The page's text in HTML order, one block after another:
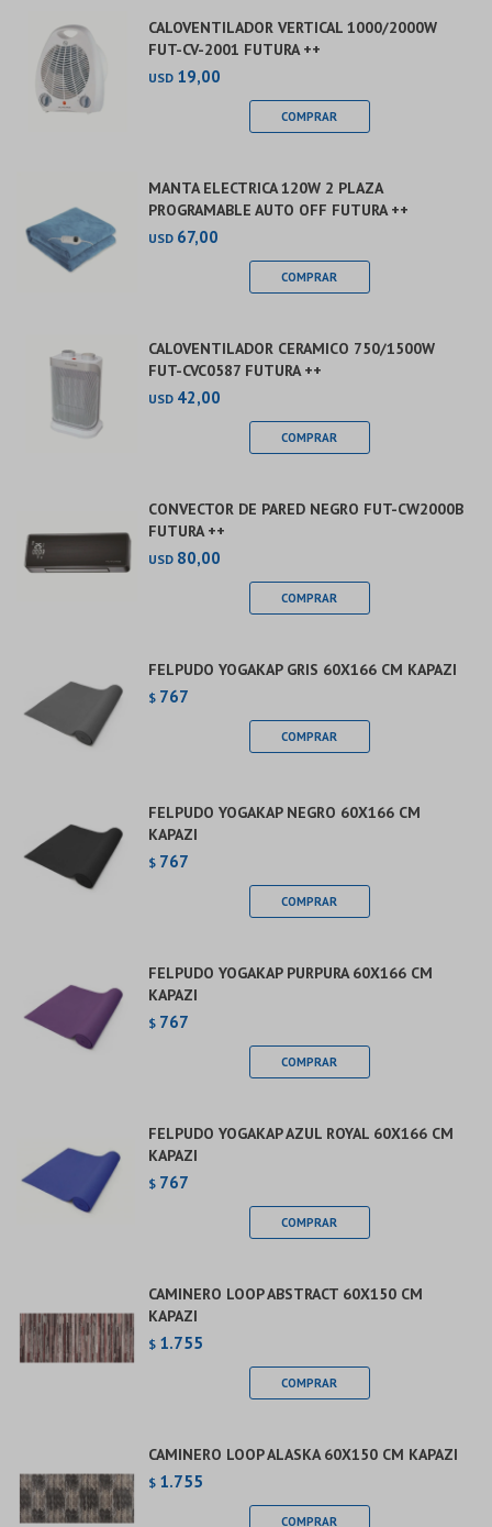
CALOVENTILADOR VERTICAL 1000/2000W
FUT-CV-2001 FUTURA ++
USD 19,00
MANTA ELECTRICA 120W 2 PLAZA
PROGRAMABLE AUTO OFF FUTURA ++
USD 67,00
CALOVENTILADOR CERAMICO 750/1500W
FUT-CVC0587 FUTURA ++
USD 42,00
CONVECTOR DE PARED NEGRO FUT-CW2000B
FUTURA ++
USD 80,00
FELPUDO YOGAKAP GRIS 60X166 CM KAPAZI
$ 767
FELPUDO YOGAKAP NEGRO 60X166 CM
KAPAZI
$ 767
FELPUDO YOGAKAP PURPURA 60X166 CM
KAPAZI
$ 767
FELPUDO YOGAKAP AZUL ROYAL 60X166 CM
KAPAZI
$ 767
CAMINERO LOOP ABSTRACT 60X150 CM
KAPAZI
$ 1.755
CAMINERO LOOP ALASKA 60X150 CM KAPAZI
$ 1.755